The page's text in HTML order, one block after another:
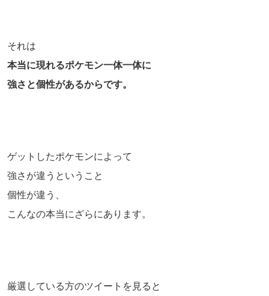
それは
本当に現れるポケモン一体一体に
強さと個性があるからです。
ゲットしたポケモンによって
強さが違うということ
個性が違う、
こんなの本当にざらにあります。
厳選している方のツイートを見ると